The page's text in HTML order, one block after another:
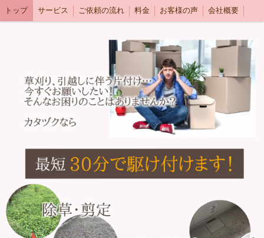
トップ サービス ご依頼の流れ 料金 お客様の声 会社概要